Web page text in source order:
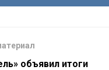
объявил итоги